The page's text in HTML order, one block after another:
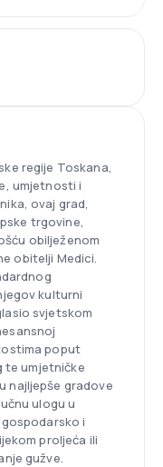
regije Toskana,
umjetnosti i
ovaj grad,
trgovine,
obilježenom
obitelji Medici.
kulturni
svjetskom
poput
te umjetničke
najljepše gradove
ulogu u
i
proljeća ili
gužve.